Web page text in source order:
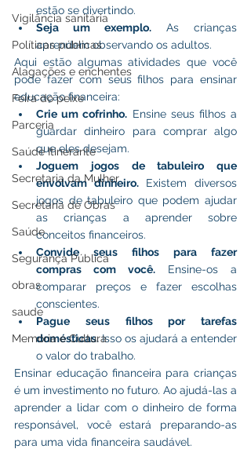
Vigilância sanitária
Políticas públicas
Alagações e enchentes
Feira do peixe
Parceria
Saúde Itinerante
Secretaria da Mulher
Secretaria de Obras
Saúde
Segurança Pública
obras
saude
Memória e Cultura
estão se divertindo.
Seja um exemplo. As crianças
aprendem observando os adultos.
Aqui estão algumas atividades que você
pode fazer com seus filhos para ensinar
educação financeira:
Crie um cofrinho. Ensine seus filhos a
guardar dinheiro para comprar algo
que eles desejam.
Joguem jogos de tabuleiro que
envolvam dinheiro. Existem diversos
jogos de tabuleiro que podem ajudar
as crianças a aprender sobre
conceitos financeiros.
Convide seus filhos para fazer
compras com você. Ensine-os a
comparar preços e fazer escolhas
conscientes.
Pague seus filhos por tarefas
domésticas. Isso os ajudará a entender
o valor do trabalho.
Ensinar educação financeira para crianças
é um investimento no futuro. Ao ajudá-las a
aprender a lidar com o dinheiro de forma
responsável, você estará preparando-as
para uma vida financeira saudável.